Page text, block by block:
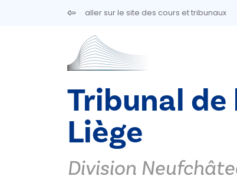
Aller au contenu principalaller sur le site des cours et tribunaux
Tribunal
Liège
Division